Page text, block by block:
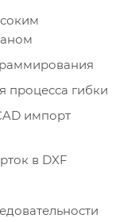
процесса гибки
импорт
в DXF